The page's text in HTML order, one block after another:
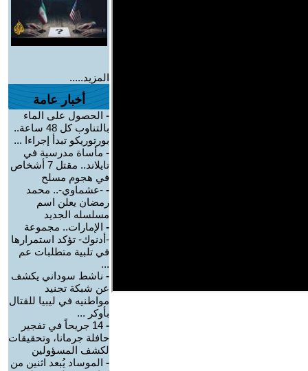
المزيد.....
أخبار عامة
- الحصول على الماء
بالتناوب كل 48 ساعة..
بورتوريكو تبدأ إجراءا ...
- مأساة مدرسية في
تايلاند.. مقتل 7 أشخاص
في هجوم مسلح
- -عشماوي-.. محمد
رمضان يعلن اسم
مسلسله الجديد
- الإمارات.. مجموعة
-أدنوك- تؤكد استمرارها
في تلبية متطلبات عم
...
- ناشط سوداني يكشف
عن شبكة تجنيد
مواطنيه في ليبيا للقتال
بأوكر ...
-
14 جريحاً في تفجير
حافلة جرمانا، وتحقيقات
لكشف المسؤولين
- الموساد يُبعد اثنين من